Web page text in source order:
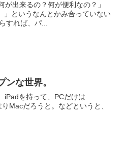
出来るの？何が便利なの？」
」というなんとかみ合っていない
すれば、パ...
な世界。
iPadを持って、PCだけは
Macだろうと。などというと、